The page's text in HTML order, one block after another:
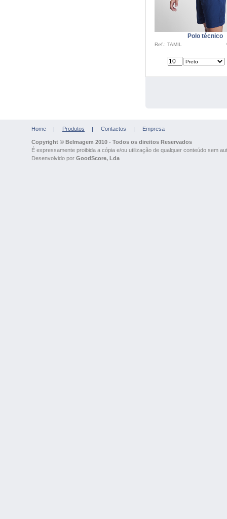
Polo técnico
Ref.: TAMIL
Home Produtos Contactos Empresa
Copyright © Belmagem 2010 - Todos os direitos Reservados
É expressamente proibida a cópia e/ou utilização de qualquer conteúdo sem
Desenvolvido por GoodScore, Lda